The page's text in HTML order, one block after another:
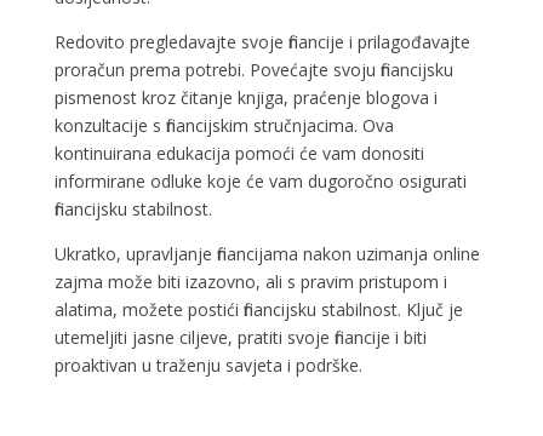
Redovito pregledavajte svoje financije i prilagođavajte
proračun prema potrebi. Povećajte svoju financijsku
pismenost kroz čitanje knjiga, praćenje blogova i
konzultacije s financijskim stručnjacima. Ova
kontinuirana edukacija pomoći će vam donositi
informirane odluke koje će vam dugoročno osigurati
financijsku stabilnost.
Ukratko, upravljanje financijama nakon uzimanja online
zajma može biti izazovno, ali s pravim pristupom i
alatima, možete postići financijsku stabilnost. Ključ je
utemeljiti jasne ciljeve, pratiti svoje financije i biti
proaktivan u traženju savjeta i podrške.